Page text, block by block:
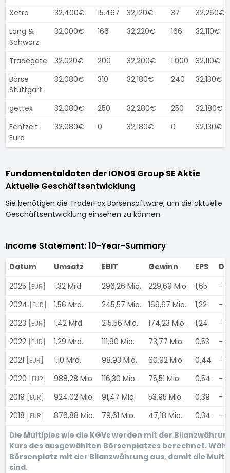
Xetra 32,400€ 15.467 32,120€ 37
32,260€
Lang &
Schwarz
32,000€ 166 32,220€ 166 32,110€
Tradegate 32,020€ 200 32,200€ 1.000
32,110€
Börse
Stuttgart
32,080€ 310 32,180€ 240 32,130€
gettex 32,080€ 250 32,280€ 250
32,180€
Echtzeit
Euro
32,080€ 0 32,180€ 0 32,130€
Fundamentaldaten der IONOS Group SE Aktie
Aktuelle Geschäftsentwicklung
Sie benötigen die TraderFox Börsensoftware, um die aktuelle
Geschäftsentwicklung einsehen zu können.
Income Statement: 10-Year-Summary
Datum Umsatz EBIT Gewinn EPS
2025
[EUR] 1,32 Mrd. 296,26 Mio. 229,69 Mio. 1,65
-
2024
[EUR] 1,56 Mrd. 245,57 Mio. 169,67 Mio. 1,22
-
2023
[EUR] 1,42 Mrd. 215,56 Mio. 174,23 Mio. 1,24
-
2022
[EUR] 1,29 Mrd. 111,90 Mio. 73,77 Mio. 0,53
-
2021
[EUR] 1,10 Mrd. 98,93 Mio. 60,92 Mio. 0,44
-
2020
[EUR] 988,28 Mio. 116,30 Mio. 75,51 Mio. 0,54
-
2019
[EUR] 924,02 Mio. 91,47 Mio. 53,95 Mio. 0,39
-
2018
[EUR] 876,88 Mio. 79,61 Mio. 47,18 Mio. 0,34
-
Die Multiples wie die KGVs werden mit der
Kurs des ausgewählten Börsenplatzes berechnet.
Börsenplatz mit der Bilanzwährung aus, damit die
sind.